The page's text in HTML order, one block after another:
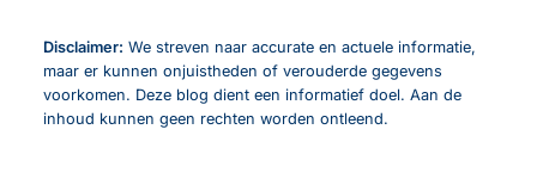
Disclaimer: We streven naar accurate en actuele informatie,
maar er kunnen onjuistheden of verouderde gegevens
voorkomen. Deze blog dient een informatief doel. Aan de
inhoud kunnen geen rechten worden ontleend.